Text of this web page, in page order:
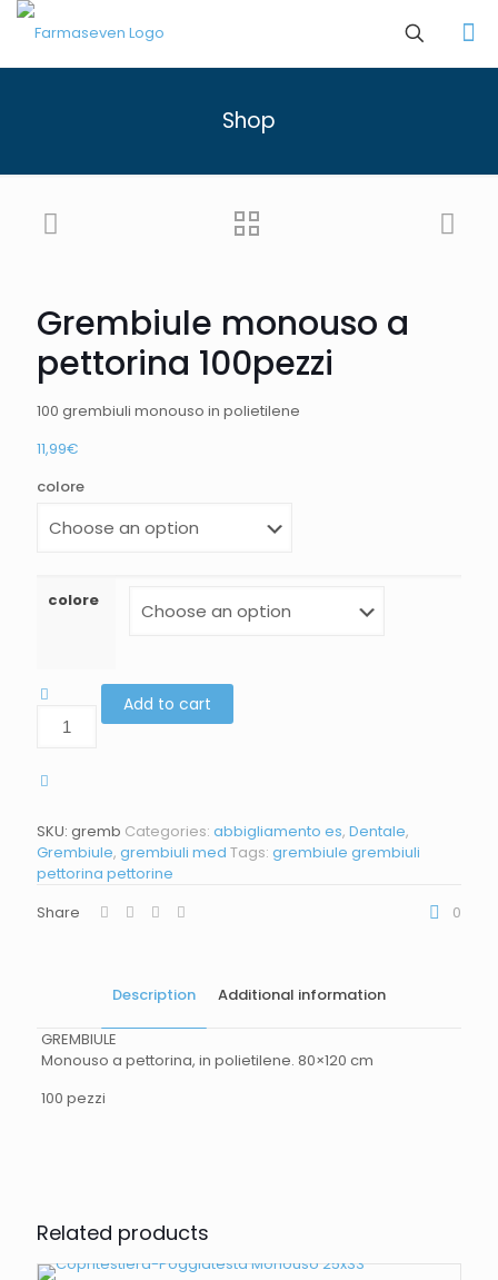
Shop
Grembiule monouso a
pettorina 100pezzi
100 grembiuli monouso in polietilene
11,99€
colore
colore
Add to cart
SKU: gremb Categories: abbigliamento es, Dentale,
Grembiule, grembiuli med Tags: grembiule grembiuli
pettorina pettorine
Share
0
Description Additional information
GREMBIULE
Monouso a pettorina, in polietilene. 80×120 cm
100 pezzi
Related products